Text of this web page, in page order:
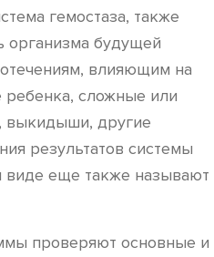
гемостаза, также
организма будущей
влияющим на
ребенка, сложные или
другие
результатов системы
виде еще также называют
проверяют основные и